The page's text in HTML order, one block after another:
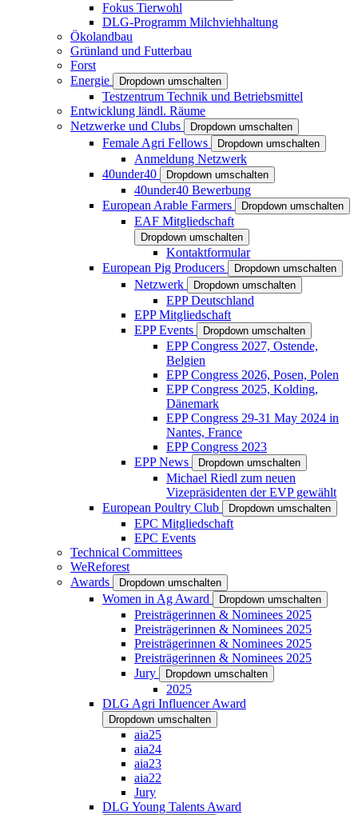
Fokus Tierwohl
DLG-Programm Milchviehhaltung
Ökolandbau
Grünland und Futterbau
Forst
Energie
Dropdown umschalten
Testzentrum Technik und Betriebsmittel
Entwicklung ländl. Räume
Netzwerke und Clubs
Dropdown umschalten
Female Agri Fellows Dropdown umschalten
Anmeldung Netzwerk
40under40
Dropdown umschalten
40under40 Bewerbung
European Arable Farmers
Dropdown umschalten
EAF Mitgliedschaft
Dropdown umschalten
Kontaktformular
European Pig Producers
Dropdown umschalten
Netzwerk Dropdown umschalten
EPP Deutschland
EPP Mitgliedschaft
EPP Events
Dropdown umschalten
EPP Congress 2027, Ostende,
Belgien
EPP Congress 2026, Posen, Polen
EPP Congress 2025, Kolding,
Dänemark
EPP Congress 29-31 May 2024 in
Nantes, France
EPP Congress 2023
EPP News
Dropdown umschalten
Michael Riedl zum neuen
Vizepräsidenten der EVP gewählt
European Poultry Club
Dropdown umschalten
EPC Mitgliedschaft
EPC Events
Technical Committees
WeReforest
Awards
Dropdown umschalten
Women in Ag Award Dropdown umschalten
Preisträgerinnen & Nominees 2025
Preisträgerinnen & Nominees 2025
Preisträgerinnen & Nominees 2025
Preisträgerinnen & Nominees 2025
Jury
Dropdown umschalten
2025
DLG Agri Influencer Award
Dropdown umschalten
aia25
aia24
aia23
aia22
Jury
DLG Young Talents Award